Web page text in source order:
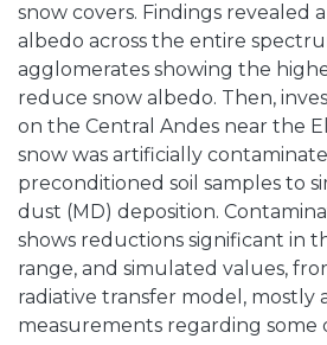
snow covers. Findings revealed
albedo across the entire
agglomerates showing the
reduce snow albedo. Then,
on the Central Andes near the
snow was artificially
preconditioned soil samples to
dust (MD) deposition.
shows reductions significant in
range, and simulated values,
radiative transfer model, mostly
measurements regarding some